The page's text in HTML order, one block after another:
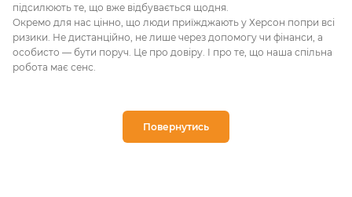
підсилюють те, що вже відбувається щодня.
Окремо для нас цінно, що люди приїжджають у Херсон попри всі
ризики. Не дистанційно, не лише через допомогу чи фінанси, а
особисто — бути поруч. Це про довіру. І про те, що наша спільна
робота має сенс.
Повернутись